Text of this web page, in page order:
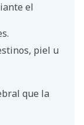
el
piel u
que la